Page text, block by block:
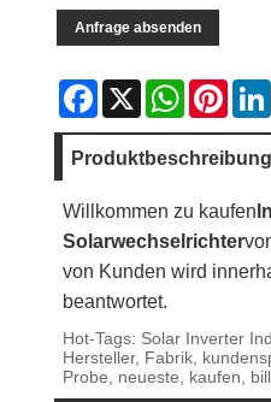
Anfrage absenden
Facebook
X WhatsApp
Produktbeschreibung
Willkommen zu kaufen
Solarwechselrichter
von Kunden wird
beantwortet.
Hot-Tags: Solar Inverter
Hersteller, Fabrik,
Probe, neueste, kaufen,